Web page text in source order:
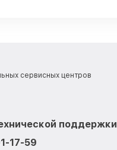
сервисных центров
поддержки
17-59